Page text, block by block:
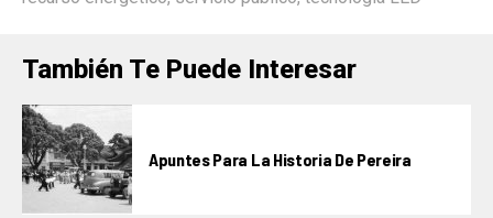
También Te Puede Interesar
Apuntes Para La Historia De Pereira